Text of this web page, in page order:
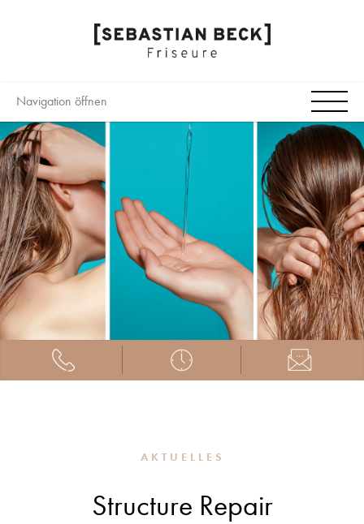
Navigation öffnen
AKTUELLES
Structure Repair